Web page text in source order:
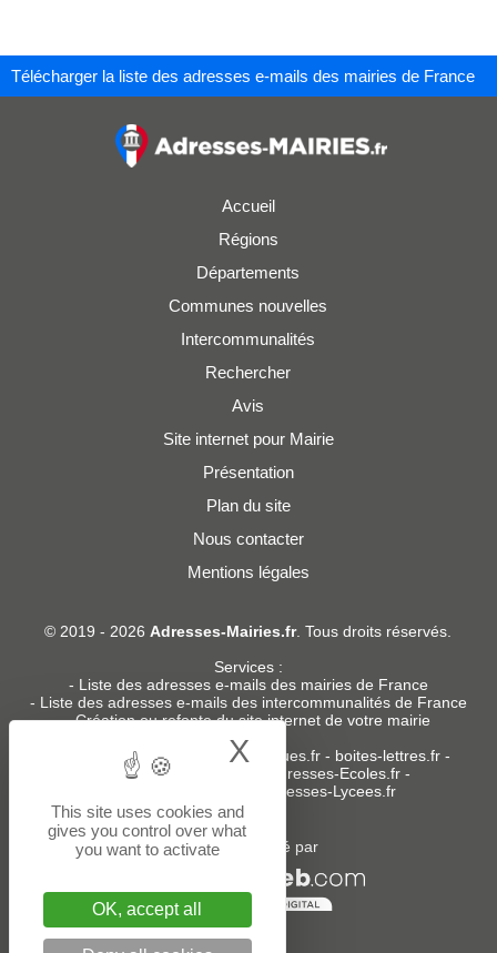
Télécharger la liste des adresses e-mails des mairies de France
Accueil
Régions
Départements
Communes nouvelles
Intercommunalités
Rechercher
Avis
Site internet pour Mairie
Présentation
Plan du site
Nous contacter
Mentions légales
© 2019 - 2026Adresses-Mairies.fr. Tous droits réservés.
Services :
- Liste des adresses e-mails des mairies de France
- Liste des adresses e-mails des intercommunalités de France
-Création ou refonte du site internet de votre mairie
Sites partenaires: donneespubliques.fr - boites-lettres.fr -
bureaux.boites-lettres.fr
Adresses-Ecoles.fr -
Adresses-Lycees.fr
Un service édité par
This site uses cookies and
gives you control over what
you want to activate
OK, accept all
X Hide cookie